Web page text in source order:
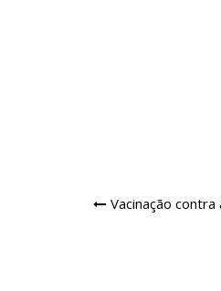
Navegação
Vacinação